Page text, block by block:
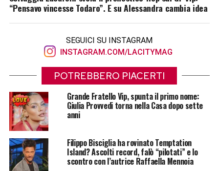
“Pensavo vincesse Todaro”. E su Alessandra cambia idea
SEGUICI SU INSTAGRAM
INSTAGRAM.COM/LACITYMAG
POTREBBERO PIACERTI
Grande Fratello Vip, spunta il primo nome:
Giulia Provvedi torna nella Casa dopo sette
anni
Filippo Bisciglia ha rovinato Temptation
Island? Ascolti record, falò “pilotati” e lo
scontro con l’autrice Raffaella Mennoia